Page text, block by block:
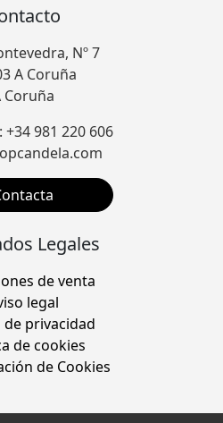
Nº 7
A Coruña
Coruña
+34 981 220 606
Legales
de venta
legal
de privacidad
de cookies
de Cookies